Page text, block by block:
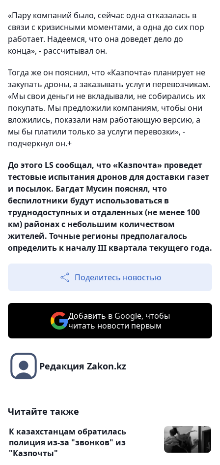
«Пару компаний было, сейчас одна отказалась в
связи с кризисными моментами, а одна до сих пор
работает. Надеемся, что она доведет дело до
конца», - рассчитывал он.
Тогда же он пояснил, что «Казпочта» планирует не
закупать дроны, а заказывать услуги перевозчикам.
«Мы свои деньги не вкладывали, не собирались их
покупать. Мы предложили компаниям, чтобы они
вложились, показали нам работающую версию, а
мы бы платили только за услуги перевозки», -
подчеркнул он.+
До этого LS сообщал, что «Казпочта» проведет
тестовые испытания дронов для доставки газет
и посылок. Багдат Мусин пояснял, что
беспилотники будут использоваться в
труднодоступных и отдаленных (не менее 100
км) районах с небольшим количеством
жителей. Точные регионы предполагалось
определить к началу III квартала текущего года.
Поделитесь новостью
Добавить в Google, чтобы
читать новости первым
Редакция Zakon.kz
Читайте также
К казахстанцам обратилась
полиция из-за "звонков" из
"Казпочты"